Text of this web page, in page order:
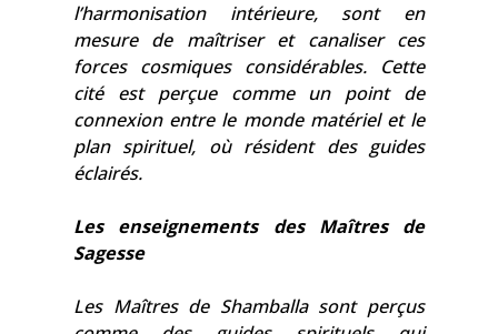
l’harmonisation intérieure, sont en
mesure de maîtriser et canaliser ces
forces cosmiques considérables. Cette
cité est perçue comme un point de
connexion entre le monde matériel et le
plan spirituel, où résident des guides
éclairés.
Les enseignements des Maîtres de
Sagesse
Les Maîtres de Shamballa sont perçus